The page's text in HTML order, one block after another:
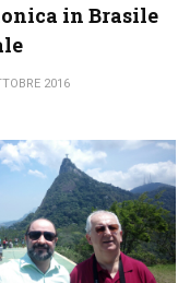
in Brasile
2016